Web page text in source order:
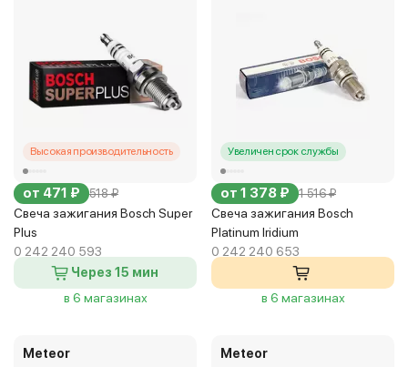
Высокая производительность
от 471 ₽ 518 ₽
Свеча зажигания Bosch Super
Plus
0 242 240 593
Через 15 мин
в 6 магазинах
Увеличен срок службы
от 1 378 ₽ 1 516 ₽
Свеча зажигания Bosch
Platinum Iridium
0 242 240 653
в 6 магазинах
Meteor Meteor